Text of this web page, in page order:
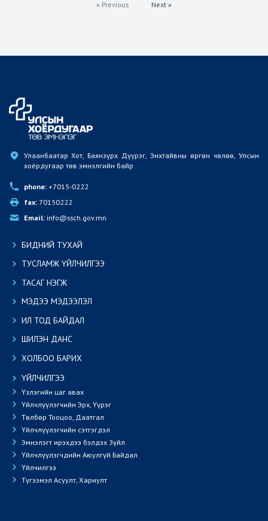
« Previous Next »
Улаанбаатар Хот, Баянзүрх Дүүрэг, Энхтайвны өргөн чөлөө, Улсын
хоёрдугаар төв эмнэлгийн байр
phone: +7015-0222
fax: 70150222
Email: info@ssch.gov.mn
БИДНИЙ ТУХАЙ
ТУСЛАМЖ ҮЙЛЧИЛГЭЭ
ТАСАГ НЭГЖ
МЭДЭЭ МЭДЭЭЛЭЛ
ИЛ ТОД БАЙДАЛ
ШИЛЭН ДАНС
ХОЛБОО БАРИХ
ҮЙЛЧИЛГЭЭ
Үзлэгийн цаг авах
Үйлчлүүлэгчийн Эрх, Үүрэг
Төлбөр Тооцоо, Даатгал
Үйлчлүүлэгчийн сэтгэгдэл
Эмнэлэгт ирэхдээ бэлдэх Зүйл
Үйлчлүүлэгчдийн Аюулгүй Байдал
Үйлчилгээ
Түгээмэл Асуулт, Хариулт